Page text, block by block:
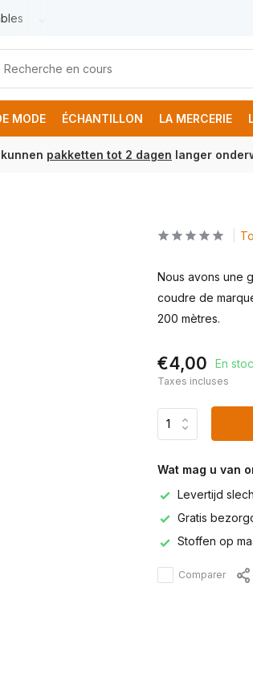
MODE ÉCHANTILLON LA MERCERIE
pakketten tot 2 dagen langer
Nous avons une
coudre de
200 mètres.
€4,00 En
Taxes incluses
Wat mag u van
Levertijd
Gratis
Stoffen op
Comparer